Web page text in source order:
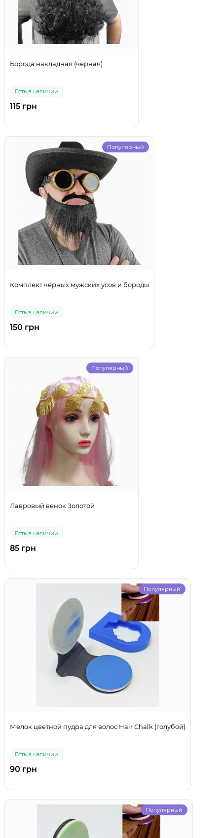
Борода накладная (черная)
Есть в наличии
115 грн
Популярный
Комплект черных мужских усов и бороды
Есть в наличии
150 грн
Популярный
Лавровый венок Золотой
Есть в наличии
85 грн
Популярный
Мелок цветной пудра для волос Hair Chalk (голубой)
Есть в наличии
90 грн
Популярный